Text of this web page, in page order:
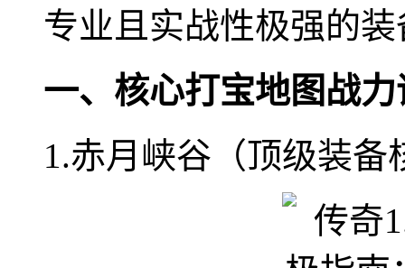
专业且实战性极强的
一、核心打宝地图战力
1.赤月峡谷（顶级装备